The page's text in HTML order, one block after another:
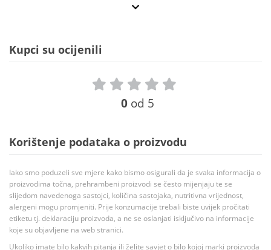
Kupci su ocijenili
0 od 5
Korištenje podataka o proizvodu
Iako smo poduzeli sve mjere kako bismo osigurali da je svaka informacija o
proizvodima točna, prehrambeni proizvodi se često mijenjaju te se
slijedom navedenoga sastojci, količina sastojaka, nutritivna vrijednost,
alergeni mogu promjeniti. Prije konzumacije trebali biste uvijek pročitati
etiketu tj. deklaraciju proizvoda, a ne se oslanjati isključivo na informacije
koje su objavljene na web stranici.
Ukoliko imate bilo kakvih pitanja ili želite savjet o bilo kojoj marki proizvoda